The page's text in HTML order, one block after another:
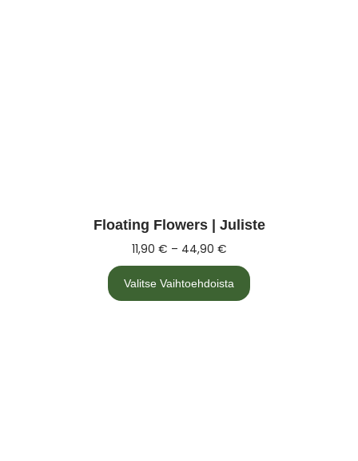
Floating Flowers | Juliste
11,90 € – 44,90 €
Valitse Vaihtoehdoista